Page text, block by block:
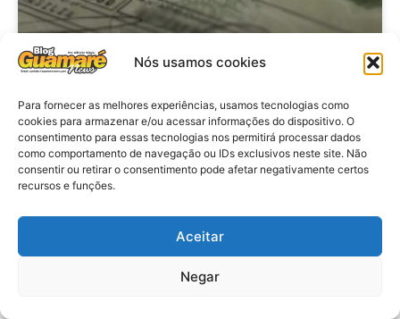
Nós usamos cookies
Para fornecer as melhores experiências, usamos tecnologias como
cookies para armazenar e/ou acessar informações do dispositivo. O
consentimento para essas tecnologias nos permitirá processar dados
como comportamento de navegação ou IDs exclusivos neste site. Não
consentir ou retirar o consentimento pode afetar negativamente certos
recursos e funções.
Aceitar
Negar
Brasil: Policia Federal investiga
753 casos de crimes eleitorais
antes das eleições